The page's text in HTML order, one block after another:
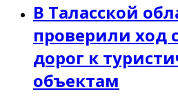
В Таласской
проверили ход
дорог к
объектам